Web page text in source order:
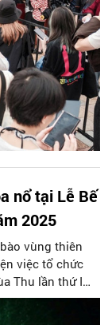
nổ tại Lễ Bế
2025
vùng thiên
việc tổ chức
Thu lần thứ I